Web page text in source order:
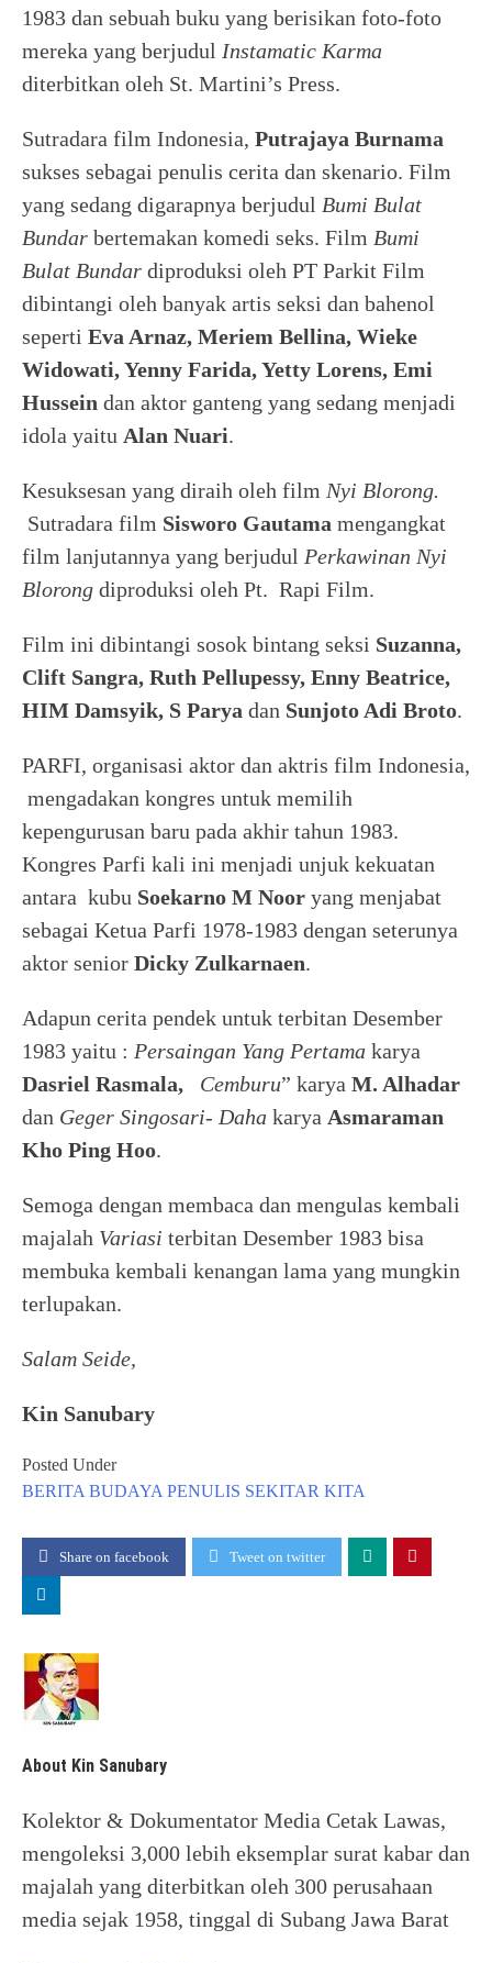
1983 dan sebuah buku yang berisikan foto-foto
mereka yang berjudul Instamatic Karma
diterbitkan oleh St. Martini’s Press.
Sutradara film Indonesia, Putrajaya Burnama
sukses sebagai penulis cerita dan skenario. Film
yang sedang digarapnya berjudul Bumi Bulat
Bundar bertemakan komedi seks. Film Bumi
Bulat Bundar diproduksi oleh PT Parkit Film
dibintangi oleh banyak artis seksi dan bahenol
seperti Eva Arnaz, Meriem Bellina, Wieke
Widowati, Yenny Farida, Yetty Lorens, Emi
Hussein dan aktor ganteng yang sedang menjadi
idola yaitu Alan Nuari.
Kesuksesan yang diraih oleh film Nyi Blorong.
Sutradara film Sisworo Gautama mengangkat
film lanjutannya yang berjudul Perkawinan Nyi
Blorong diproduksi oleh Pt. Rapi Film.
Film ini dibintangi sosok bintang seksi Suzanna,
Clift Sangra, Ruth Pellupessy, Enny Beatrice,
HIM Damsyik, S Parya dan Sunjoto Adi Broto.
PARFI, organisasi aktor dan aktris film Indonesia,
mengadakan kongres untuk memilih
kepengurusan baru pada akhir tahun 1983.
Kongres Parfi kali ini menjadi unjuk kekuatan
antara kubu Soekarno M Noor yang menjabat
sebagai Ketua Parfi 1978-1983 dengan seterunya
aktor senior Dicky Zulkarnaen.
Adapun cerita pendek untuk terbitan Desember
1983 yaitu : Persaingan Yang Pertama karya
Dasriel Rasmala,
Cemburu” karya M. Alhadar
dan Geger Singosari- Daha karya Asmaraman
Kho Ping Hoo.
Semoga dengan membaca dan mengulas kembali
majalah Variasi terbitan Desember 1983 bisa
membuka kembali kenangan lama yang mungkin
terlupakan.
Salam Seide,
Kin Sanubary
Posted Under
BERITA BUDAYA PENULIS SEKITAR KITA
Share on facebook Tweet on twitter
About Kin Sanubary
Kolektor & Dokumentator Media Cetak Lawas,
mengoleksi 3,000 lebih eksemplar surat kabar dan
majalah yang diterbitkan oleh 300 perusahaan
media sejak 1958, tinggal di Subang Jawa Barat